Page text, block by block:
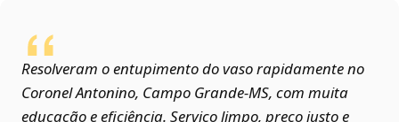
Resolveram o entupimento do vaso rapidamente no
Coronel Antonino, Campo Grande‑MS, com muita
educação e eficiência. Serviço limpo, preço justo e